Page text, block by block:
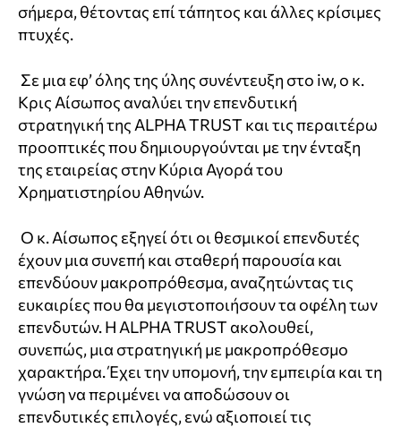
σήμερα, θέτοντας επί τάπητος και άλλες κρίσιμες
πτυχές.
Σε μια εφ’ όλης της ύλης συνέντευξη στο iw, ο κ.
Κρις Αίσωπος αναλύει την επενδυτική
στρατηγική της ALPHA TRUST και τις περαιτέρω
προοπτικές που δημιουργούνται με την ένταξη
της εταιρείας στην Κύρια Αγορά του
Χρηματιστηρίου Αθηνών.
Ο κ. Αίσωπος εξηγεί ότι οι θεσμικοί επενδυτές
έχουν μια συνεπή και σταθερή παρουσία και
επενδύουν μακροπρόθεσμα, αναζητώντας τις
ευκαιρίες που θα μεγιστοποιήσουν τα οφέλη των
επενδυτών. Η ALPHA TRUST ακολουθεί,
συνεπώς, μια στρατηγική με μακροπρόθεσμο
χαρακτήρα. Έχει την υπομονή, την εμπειρία και τη
γνώση να περιμένει να αποδώσουν οι
επενδυτικές επιλογές, ενώ αξιοποιεί τις